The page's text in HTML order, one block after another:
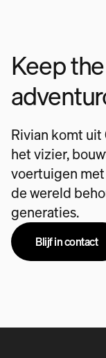
Keep
Rivian komt
het vizier,
voertuigen
de wereld
generaties.
Blijf in contact